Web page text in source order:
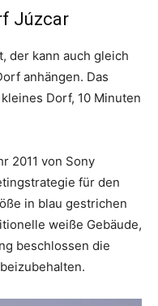
Júzcar
der kann auch gleich
anhängen. Das
Dorf, 10 Minuten
2011 von Sony
für den
in blau gestrichen
weiße Gebäude,
beschlossen die